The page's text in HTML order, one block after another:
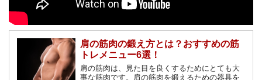
肩の筋肉の鍛え方とは？おすすめの筋
トレメニュー6選！
肩の筋肉は、見た目を良くするためにとても大
事な筋肉です。肩の筋肉を鍛えるための器具を